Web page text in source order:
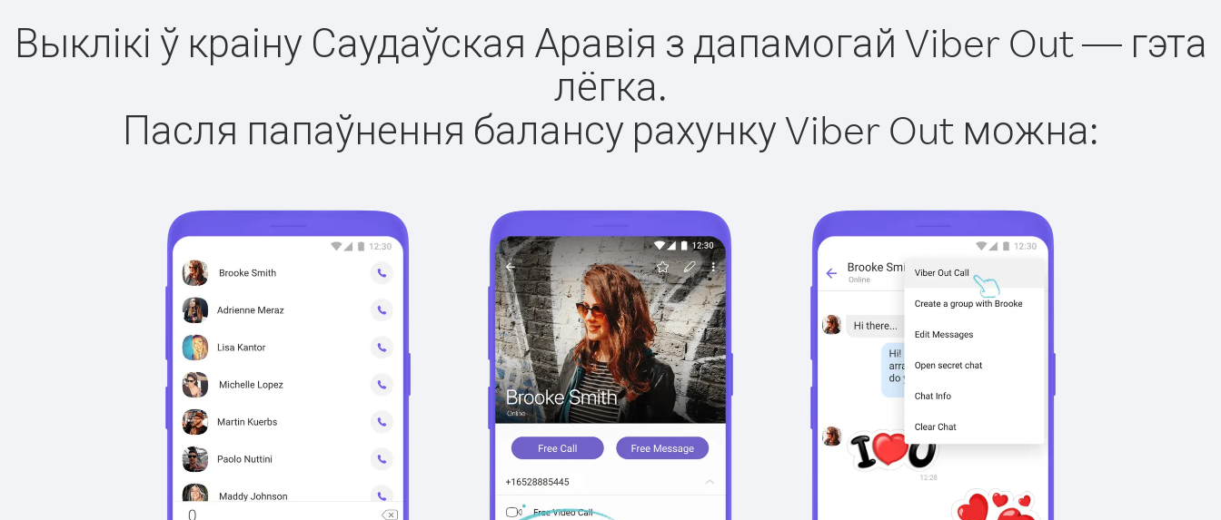
Выклікі ў краіну Саудаўская Аравія з дапамогай Viber Out — гэта
лёгка.
Пасля папаўнення балансу рахунку Viber Out можна: